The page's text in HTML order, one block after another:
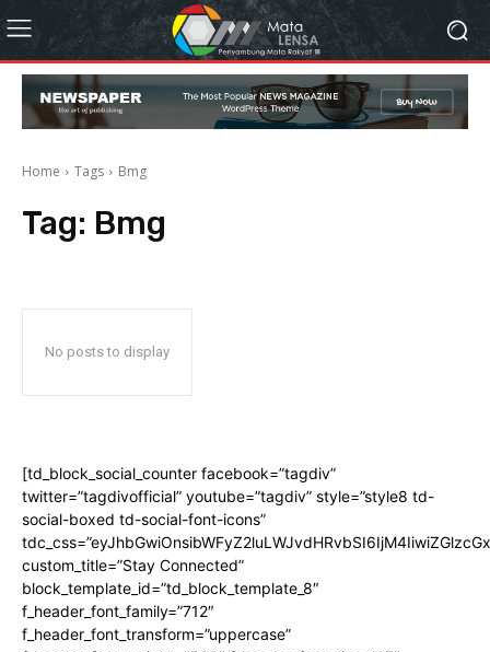
Home Tags Bmg
Tag: Bmg
No posts to display
[td_block_social_counter facebook=”tagdiv”
twitter=”tagdivofficial” youtube=”tagdiv” style=”style8 td-
social-boxed td-social-font-icons”
custom_title=”Stay Connected”
block_template_id=”td_block_template_8″
f_header_font_family=”712″
f_header_font_transform=”uppercase”